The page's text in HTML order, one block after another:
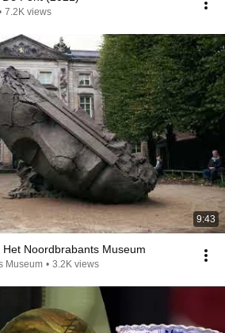
7.2K views
9:43
Noordbrabants Museum
Museum • 3.2K views